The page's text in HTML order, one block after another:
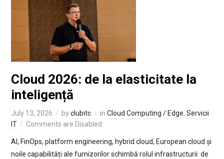
Cloud 2026: de la elasticitate la
inteligență
July 13, 2026 byclubitc in Cloud Computing / Edge, Servicii
IT
Comments are Disabled
AI, FinOps, platform engineering, hybrid cloud, European cloud și
noile capabilități ale furnizorilor schimbă rolul infrastructurii: de